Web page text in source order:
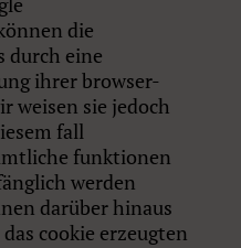
die
durch eine
ihrer browser-
weisen sie jedoch
fall
funktionen
werden
darüber hinaus
cookie erzeugten